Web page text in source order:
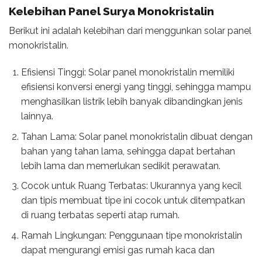
Kelebihan Panel Surya Monokristalin
Berikut ini adalah kelebihan dari menggunkan solar panel
monokristalin.
Efisiensi Tinggi: Solar panel monokristalin memiliki
efisiensi konversi energi yang tinggi, sehingga mampu
menghasilkan listrik lebih banyak dibandingkan jenis
lainnya.
Tahan Lama: Solar panel monokristalin dibuat dengan
bahan yang tahan lama, sehingga dapat bertahan
lebih lama dan memerlukan sedikit perawatan.
Cocok untuk Ruang Terbatas: Ukurannya yang kecil
dan tipis membuat tipe ini cocok untuk ditempatkan
di ruang terbatas seperti atap rumah.
Ramah Lingkungan: Penggunaan tipe monokristalin
dapat mengurangi emisi gas rumah kaca dan